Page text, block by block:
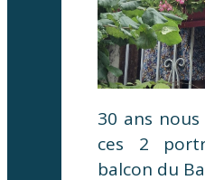
30 ans
ces 2
balcon du